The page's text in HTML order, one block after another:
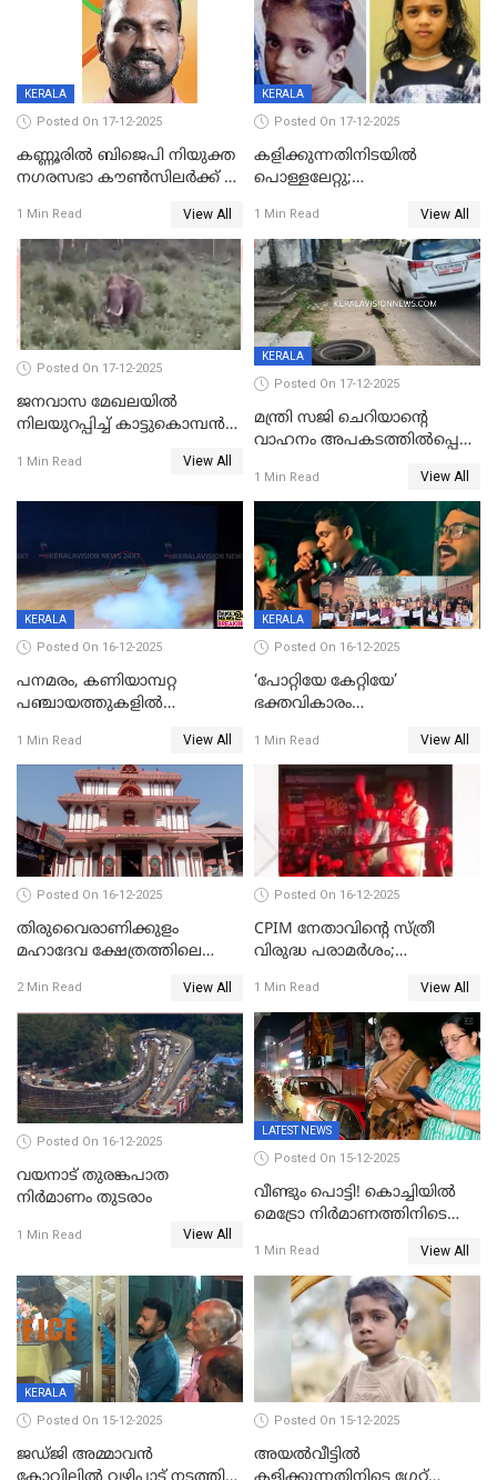
KERALA
Posted On 17-12-2025
കണ്ണൂരിൽ ബിജെപി നിയുക്ത
നഗരസഭാ കൗൺസിലർക്ക് 36
1 Min Read View All
KERALA
Posted On 17-12-2025
കളിക്കുന്നതിനിടയിൽ
പൊള്ളലേറ്റു;
ക്ലാസ് വിദ്യാർത്ഥിനി മരിച്ചു
1 Min Read View All
Posted On 17-12-2025
ജനവാസ മേഖലയില്‍
നിലയുറപ്പിച്ച് കാട്ടുകൊമ്പന്‍
1 Min Read View All
KERALA
Posted On 17-12-2025
മന്ത്രി സജി ചെറിയാന്റെ
വാഹനം അപകടത്തിൽപ്പെട്ടു;
രക്ഷപ്പെട്ടത് തലനാരിടയ്ക്ക്
1 Min Read View All
KERALA
Posted On 16-12-2025
പനമരം, കണിയാമ്പറ്റ
പഞ്ചായത്തുകളിൽ
സ്ഥാപനങ്ങൾക്ക് അവധി
1 Min Read View All
KERALA
Posted On 16-12-2025
‘പോറ്റിയേ കേറ്റിയേ’
ഭക്തവികാരം
ഡിജിപിക്ക് പരാതി; ശക്തമായ
നടപടി വേണമെന്നു
സിപിഐഎമ്മും
1 Min Read View All
Posted On 16-12-2025
തിരുവൈരാണിക്കുളം
മഹാദേവ ക്ഷേത്രത്തിലെ
ജനുവരി 2 ന് തുടക്കമാകും
2 Min Read View All
Posted On 16-12-2025
CPIM നേതാവിൻ്റെ സ്ത്രീ
വിരുദ്ധ പരാമർശം;
1 Min Read View All
Posted On 16-12-2025
വയനാട് തുരങ്കപാത
നിർമാണം തുടരാം
1 Min Read View All
LATEST NEWS
Posted On 15-12-2025
വീണ്ടും പൊട്ടി! കൊച്ചിയിൽ
മെട്രോ നിർമാണത്തിനിടെ
റോഡിൽ ഗതാഗത കുരുക്ക്,
കലൂർ സ്റ്റേഡിയം റോഡ്
ഉപരോധിച്ച് കോൺഗ്രസ്
1 Min Read View All
KERALA
Posted On 15-12-2025
ജഡ്ജി അമ്മാവന്‍
Posted On 15-12-2025
അയൽവീട്ടിൽ